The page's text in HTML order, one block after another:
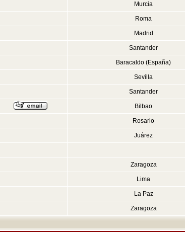
Murcia
Roma
Madrid
Santander
Baracaldo (España)
Sevilla
Santander
Bilbao
Rosario
Juárez
Zaragoza
Lima
La Paz
Zaragoza